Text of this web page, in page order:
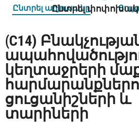
Ընտրել աղյուսակը
Ընտրել
(C14)
կեղտաջրերի
ցուցանիշների և
տարիների